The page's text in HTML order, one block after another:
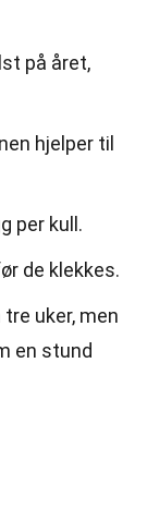
på året,
hjelper til
per kull.
de klekkes.
uker, men
en stund